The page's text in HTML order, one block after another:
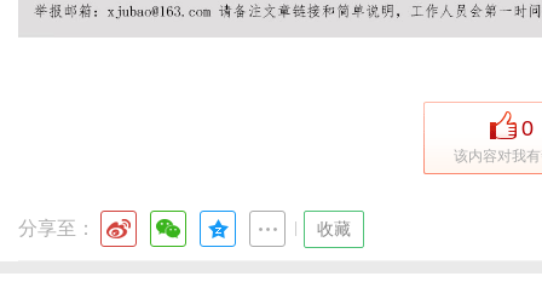
0
该内容对我
分享至： 收藏